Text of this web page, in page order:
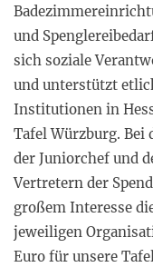
und
sich soziale
und unterstützt
Institutionen in
Tafel Würzburg. Bei
der Juniorchef und
Vertretern der
großem Interesse
jeweiligen
Euro für unsere